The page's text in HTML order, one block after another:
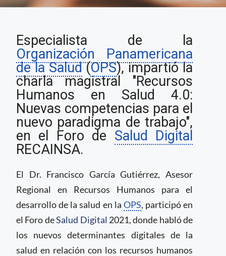
salud y las
competencias para el
nuevo paradigma de
trabajo
Especialista de la
Organización Panamericana
de la Salud(OPS), impartió la
charla magistral "Recursos
Humanos en Salud 4.0:
Nuevas competencias para el
nuevo paradigma de trabajo",
en el Foro de Salud Digital
RECAINSA.
El Dr. Francisco García Gutiérrez, Asesor
Regional en Recursos Humanos para el
desarrollo de la salud en la OPS, participó en
el Foro deSalud Digital 2021, donde habló de
los nuevos determinantes digitales de la
salud en relación con los recursos humanos